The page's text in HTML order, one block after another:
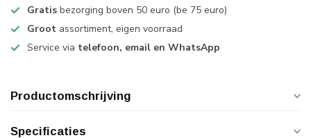
Gratis bezorging boven 50 euro (be 75 euro)
Groot assortiment, eigen voorraad
Service via telefoon, email en WhatsApp
Productomschrijving
Specificaties